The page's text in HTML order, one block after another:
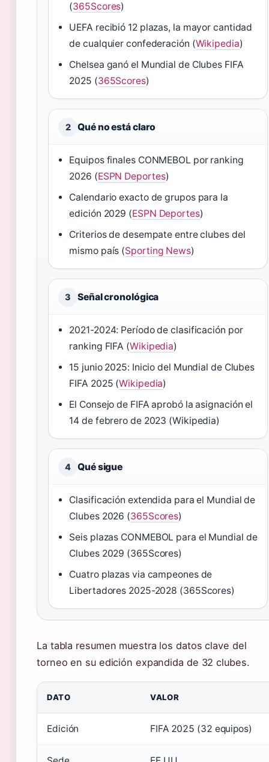
(365Scores)
UEFA recibió 12 plazas, la mayor cantidad
de cualquier confederación (Wikipedia)
Chelsea ganó el Mundial de Clubes FIFA
2025 (365Scores)
2 Qué no está claro
Equipos finales CONMEBOL por ranking
2026 (ESPN Deportes)
Calendario exacto de grupos para la
edición 2029 (ESPN Deportes)
Criterios de desempate entre clubes del
mismo país (Sporting News)
3 Señal cronológica
2021-2024: Período de clasificación por
ranking FIFA (Wikipedia)
15 junio 2025: Inicio del Mundial de Clubes
FIFA 2025 (Wikipedia)
El Consejo de FIFA aprobó la asignación el
14 de febrero de 2023 (Wikipedia)
4 Qué sigue
Clasificación extendida para el Mundial de
Clubes 2026 (365Scores)
Seis plazas CONMEBOL para el Mundial de
Clubes 2029 (365Scores)
Cuatro plazas via campeones de
Libertadores 2025-2028 (365Scores)
La tabla resumen muestra los datos clave del
torneo en su edición expandida de 32 clubes.
DATO VALOR
Edición FIFA 2025 (32 equipos)